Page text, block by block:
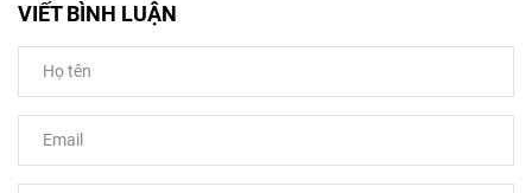
VIẾT BÌNH LUẬN